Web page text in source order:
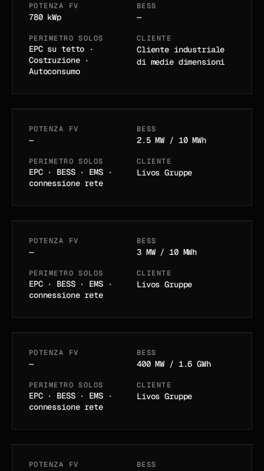
04/12 IN ESERCIZIO · 2025
POTENZA FV
780 kWp
BESS
—
PERIMETRO SOLOS
EPC su tetto ·
Costruzione ·
Autoconsumo
CLIENTE
Cliente industriale
di medie dimensioni
05/12 IN PIANIFICAZIONE
Parco batterie
Wittstock
POTENZA FV
—
BESS
2.5 MW / 10 MWh
PERIMETRO SOLOS
EPC · BESS · EMS ·
connessione rete
CLIENTE
Livos Gruppe
06/12 IN PIANIFICAZIONE
Parco batterie
Rottweil
POTENZA FV
—
BESS
3 MW / 10 MWh
PERIMETRO SOLOS
EPC · BESS · EMS ·
connessione rete
CLIENTE
Livos Gruppe
07/12 IN PIANIFICAZIONE
Parco batterie
Triefenstein
POTENZA FV
—
BESS
400 MW / 1.6 GWh
PERIMETRO SOLOS
EPC · BESS · EMS ·
connessione rete
CLIENTE
Livos Gruppe
08/12 IN ESERCIZIO DAL 2024
Impianto solare
Ludwigspark
POTENZA FV BESS